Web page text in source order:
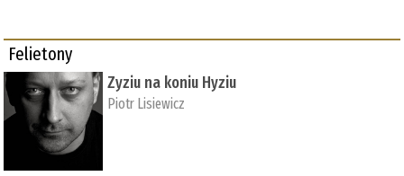
Felietony
Zyziu na koniu Hyziu
Piotr Lisiewicz